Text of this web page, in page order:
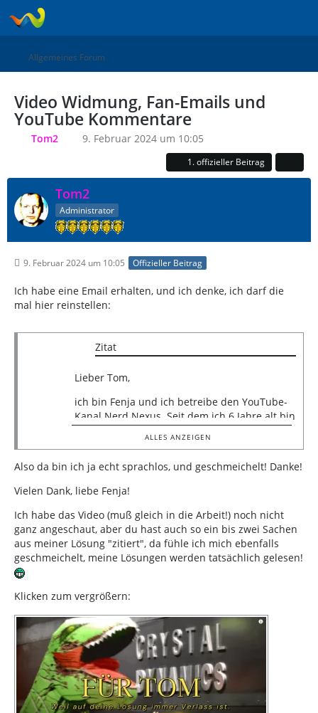
Allgemeines Forum
Video Widmung, Fan-Emails und
YouTube Kommentare
Tom2 9. Februar 2024 um 10:05
1. offizieller Beitrag
Tom2
Administrator
9. Februar 2024 um 10:05 Offizieller Beitrag
Ich habe eine Email erhalten, und ich denke, ich darf die
mal hier reinstellen:
Zitat
Lieber Tom,
ich bin Fenja und ich betreibe den YouTube-
Kanal Nerd Nexus. Seit dem ich 6 Jahre alt bin
schaffen sollen, bleibt mir bis heute ein
Rästel. Nun bin ich 28, kann lesen und hatte
bedanken. Ich weiß nicht ob du diese E-Mail
lesen wirst, aber ich wollte dich wissen
lassen: Mein neues Video ist dir gewidmet.
Das ist nicht viel, das weiß ich. Aber ich will
möchtest:
Externer Inhalt
www.youtube.com
Inhalte von externen Seiten werden ohne
Ihre Zustimmung nicht automatisch
geladen und angezeigt.
ALLES ANZEIGEN
Also da bin ich ja echt sprachlos, und geschmeichelt! Danke!
Vielen Dank, liebe Fenja!
Ich habe das Video (muß gleich in die Arbeit!) noch nicht
ganz angeschaut, aber du hast auch so ein bis zwei Sachen
aus meiner Lösung "zitiert", da fühle ich mich ebenfalls
geschmeichelt, meine Lösungen werden tatsächlich gelesen!
Klicken zum vergrößern: